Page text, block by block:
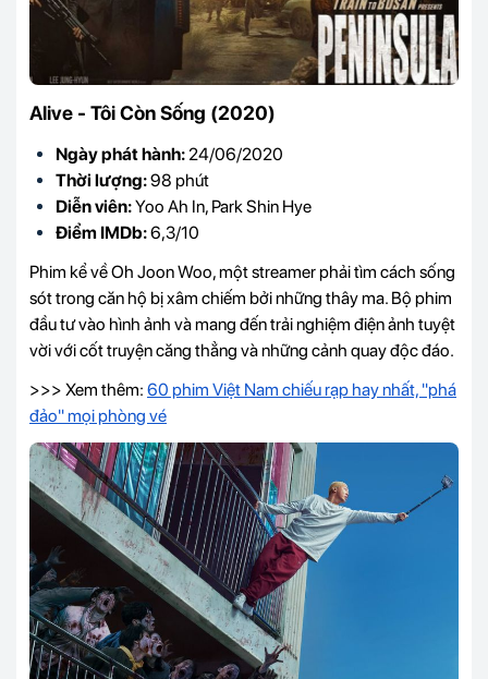
Alive - Tôi Còn Sống (2020)
Ngày phát hành: 24/06/2020
Thời lượng:98 phút
Diễn viên:Yoo Ah In, Park Shin Hye
Điểm IMDb:6,3/10
Phim kể về Oh Joon Woo, một streamer phải tìm cách sống
sót trong căn hộ bị xâm chiếm bởi những thây ma. Bộ phim
đầu tư vào hình ảnh và mang đến trải nghiệm điện ảnh tuyệt
vời với cốt truyện căng thẳng và những cảnh quay độc đáo.
>>> Xem thêm: 60 phim Việt Nam chiếu rạp hay nhất, "phá
đảo" mọi phòng vé